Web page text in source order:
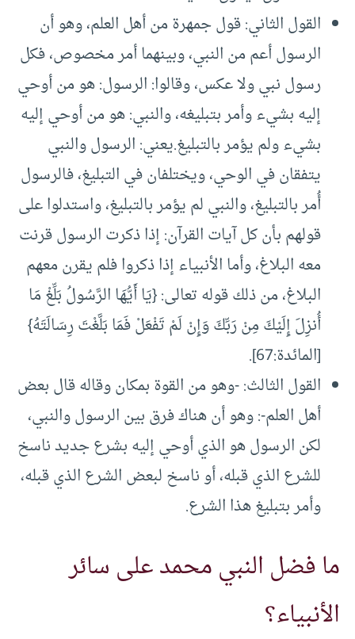
القول الثاني: قول جمهرة من أهل العلم، وهو أن
الرسول أعم من النبي، وبينهما أمر مخصوص، فكل
رسول نبي ولا عكس، وقالوا: الرسول: هو من أوحي
إليه بشيء وأمر بتبليغه، والنبي: هو من أوحي إليه
بشيء ولم يؤمر بالتبليغ.يعني: الرسول والنبي
يتفقان في الوحي، ويختلفان في التبليغ، فالرسول
أُمر بالتبليغ، والنبي لم يؤمر بالتبليغ، واستدلوا على
قولهم بأن كل آيات القرآن: إذا ذكرت الرسول قرنت
معه البلاغ، وأما الأنبياء إذا ذكروا فلم يقرن معهم
البلاغ، من ذلك قوله تعالى: {يَا أَيُّهَا الرَّسُولُ بَلِّغْ مَا
أُنزِلَ إِلَيْكَ مِنْ رَبِّكَ وَإِنْ لَمْ تَفْعَلْ فَمَا بَلَّغْتَ رِسَالَتَهُ}
[المائدة:67].
القول الثالث: -وهو من القوة بمكان وقاله قال بعض
أهل العلم-: وهو أن هناك فرق بين الرسول والنبي،
لكن الرسول هو الذي أوحي إليه بشرع جديد ناسخ
للشرع الذي قبله، أو ناسخ لبعض الشرع الذي قبله،
وأمر بتبليغ هذا الشرع.
ما فضل النبي محمد على سائر
الأنبياء؟